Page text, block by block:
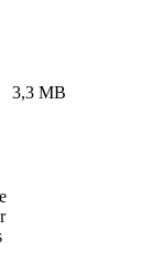
3,3 MB